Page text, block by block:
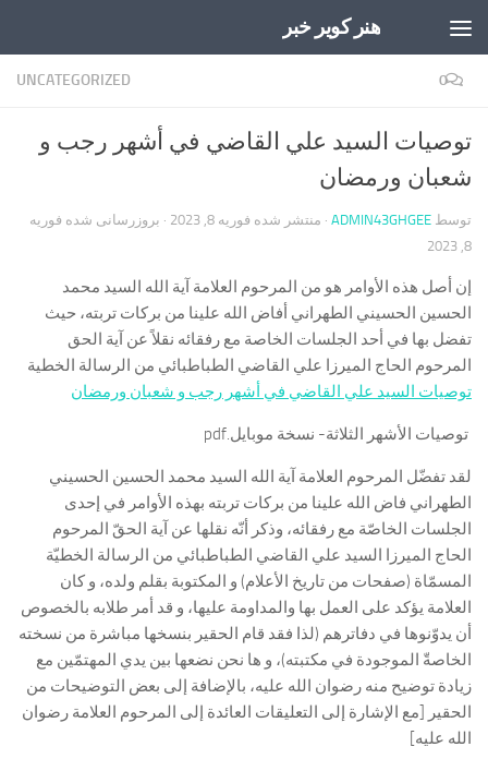
هنر کویر خبر
UNCATEGORIZED 0
توصيات السيد علي القاضي في أشهر رجب و
شعبان ورمضان
توسط ADMIN43GHGEE · منتشر شده فوریه 8, 2023 · بروزرسانی شده فوریه
8, 2023
إن أصل هذه الأوامر هو من المرحوم العلامة آية الله السيد محمد
الحسين الحسيني الطهراني أفاض الله علينا من بركات تربته، حيث
تفضل بها في أحد الجلسات الخاصة مع رفقائه نقلاً عن آية الحق
المرحوم الحاج الميرزا علي القاضي الطباطبائي من الرسالة الخطية
توصيات السيد علي القاضي في أشهر رجب و شعبان ورمضان
توصيات الأشهر الثلاثة- نسخة موبايل.pdf
لقد تفضّل المرحوم العلامة آية الله السيد محمد الحسين الحسيني
الطهراني فاض الله علينا من بركات تربته بهذه الأوامر في إحدى
الجلسات الخاصّة مع رفقائه، وذكر أنّه نقلها عن آية الحقّ المرحوم
الحاج الميرزا السيد علي القاضي الطباطبائي من الرسالة الخطيّة
المسمّاة (صفحات من تاريخ الأعلام) و المكتوبة بقلم ولده، و كان
العلامة يؤكد على العمل بها والمداومة عليها، و قد أمر طلابه بالخصوص
أن يدوّنوها في دفاترهم (لذا فقد قام الحقير بنسخها مباشرة من نسخته
الخاصةّ الموجودة في مكتبته)، و ها نحن نضعها بين يدي المهتمّين مع
زيادة توضيح منه رضوان الله عليه، بالإضافة إلى بعض التوضيحات من
الحقير [مع الإشارة إلى التعليقات العائدة إلى المرحوم العلامة رضوان
الله عليه]